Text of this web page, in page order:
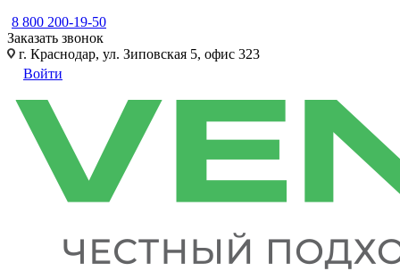
8 800 200-19-50
Заказать звонок
г. Краснодар, ул. Зиповская 5, офис 323
Войти